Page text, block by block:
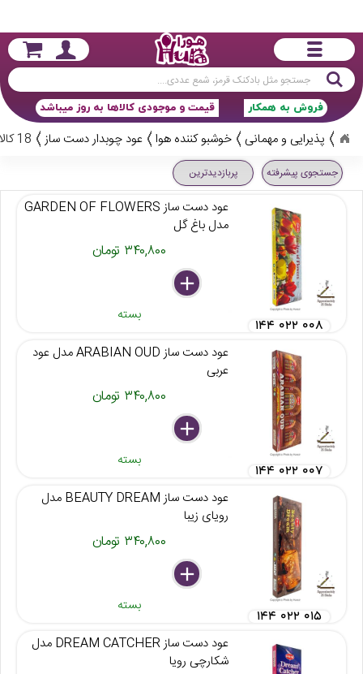
جستجو
قیمت و موجودی کالاها به روز میباشد فروش به همکار
پذیرایی و مهمانی خوشبو کننده هوا عود چوبدار دست ساز 18 کالا
جستجوی پیشرفته پربازدیدترین
عود دست ساز GARDEN OF FLOWERS
مدل باغ گل
۳۴۰,۸۰۰ تومان
delete
remove
add
بسته
۱۴۴ ۰۲۲ ۰۰۸
عود دست ساز ARABIAN OUD مدل عود
عربی
۳۴۰,۸۰۰ تومان
delete
remove
add
بسته
۱۴۴ ۰۲۲ ۰۰۷
عود دست ساز BEAUTY DREAM مدل
رویای زیبا
۳۴۰,۸۰۰ تومان
delete
remove
add
بسته
۱۴۴ ۰۲۲ ۰۱۵
عود دست ساز DREAM CATCHER مدل
شکارچی رویا